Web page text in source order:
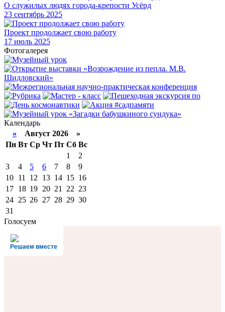
О служилых людях города-крепости Усёрд
23 сентябрь 2025
Проект продолжает свою работу
17 июль 2025
Фотогалерея
Календарь
« Август 2026 »
Пн Вт Ср Чт Пт Сб Вс
1
2
3
4 5 6 7 8
9
10 11 12 13 14 15 16
17 18 19 20 21 22 23
24 25 26 27 28 29 30
31
Голосуем
Решаем вместе